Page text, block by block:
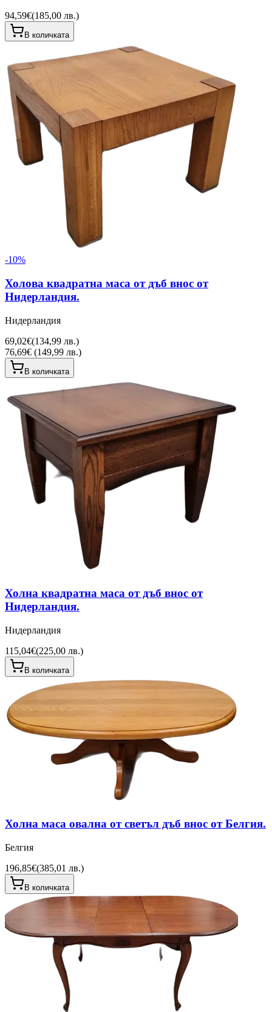
94,59€(185,00 лв.)
В количката
-10%
Холова квадратна маса от дъб внос от
Нидерландия.
Нидерландия
69,02€(134,99 лв.)
76,69€ (149,99 лв.)
В количката
Холна квадратна маса от дъб внос от
Нидерландия.
Нидерландия
115,04€(225,00 лв.)
В количката
Холна маса овална от светъл дъб внос от Белгия.
Белгия
196,85€(385,01 лв.)
В количката